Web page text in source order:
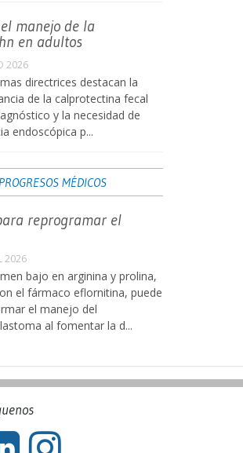
manejo de la
en adultos
2026
directrices destacan la
de la calprotectina fecal
y la necesidad de
endoscópica p...
PROGRESOS MÉDICOS
reprogramar el
2026
bajo en arginina y prolina,
el fármaco eflornitina, puede
el manejo del
al fomentar la d...